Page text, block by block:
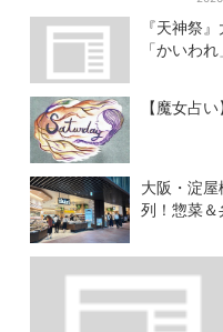
『天神祭
「かいわ
【魔女占
大阪・淀
列！惣菜